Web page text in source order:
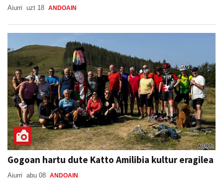
Aiurri uzt 18 ANDOAIN
Gogoan hartu dute Katto Amilibia kultur eragilea
Aiurri abu 08 ANDOAIN